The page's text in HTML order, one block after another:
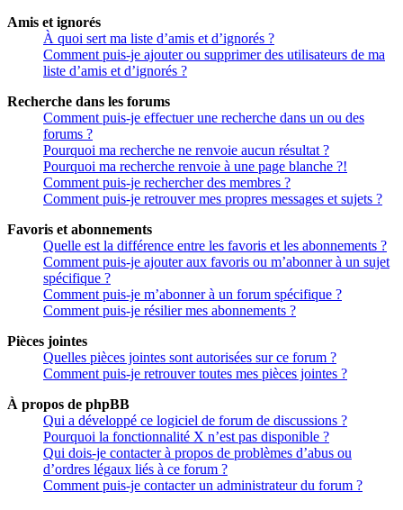
Amis et ignorés
À quoi sert ma liste d’amis et d’ignorés ?
Comment puis-je ajouter ou supprimer des utilisateurs de ma
liste d’amis et d’ignorés ?
Recherche dans les forums
Comment puis-je effectuer une recherche dans un ou des
forums ?
Pourquoi ma recherche ne renvoie aucun résultat ?
Pourquoi ma recherche renvoie à une page blanche ?!
Comment puis-je rechercher des membres ?
Comment puis-je retrouver mes propres messages et sujets ?
Favoris et abonnements
Quelle est la différence entre les favoris et les abonnements ?
Comment puis-je ajouter aux favoris ou m’abonner à un sujet
spécifique ?
Comment puis-je m’abonner à un forum spécifique ?
Comment puis-je résilier mes abonnements ?
Pièces jointes
Quelles pièces jointes sont autorisées sur ce forum ?
Comment puis-je retrouver toutes mes pièces jointes ?
À propos de phpBB
Qui a développé ce logiciel de forum de discussions ?
Pourquoi la fonctionnalité X n’est pas disponible ?
Qui dois-je contacter à propos de problèmes d’abus ou
d’ordres légaux liés à ce forum ?
Comment puis-je contacter un administrateur du forum ?